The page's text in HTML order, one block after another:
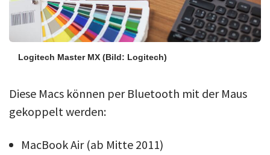
Logitech Master MX (Bild: Logitech)
Diese Macs können per Bluetooth mit der Maus
gekoppelt werden:
MacBook Air (ab Mitte 2011)